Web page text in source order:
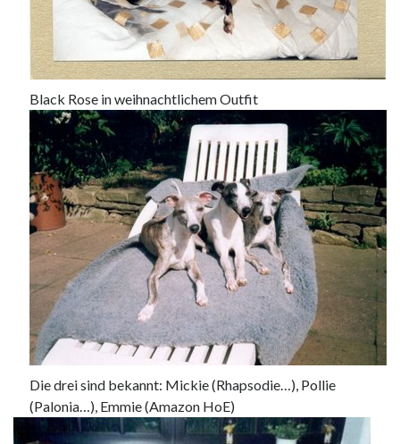
Black Rose in weihnachtlichem Outfit
Die drei sind bekannt: Mickie (Rhapsodie…), Pollie
(Palonia…), Emmie (Amazon HoE)